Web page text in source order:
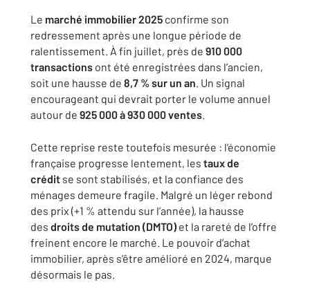
Le marché immobilier 2025 confirme son
redressement après une longue période de
ralentissement. À fin juillet, près de 910 000
transactions ont été enregistrées dans l’ancien,
soit une hausse de 8,7 % sur un an. Un signal
encourageant qui devrait porter le volume annuel
autour de 925 000 à 930 000 ventes.
Cette reprise reste toutefois mesurée : l’économie
française progresse lentement, les taux de
crédit se sont stabilisés, et la confiance des
ménages demeure fragile. Malgré un léger rebond
des prix (+1 % attendu sur l’année), la hausse
des droits de mutation (DMTO) et la rareté de l’offre
freinent encore le marché. Le pouvoir d’achat
immobilier, après s’être amélioré en 2024, marque
désormais le pas.